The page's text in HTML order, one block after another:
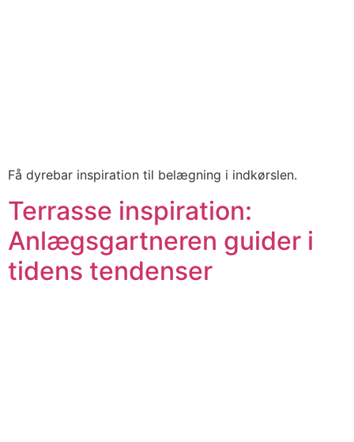
Få dyrebar inspiration til belægning i indkørslen.
Terrasse inspiration:
Anlægsgartneren guider i
tidens tendenser